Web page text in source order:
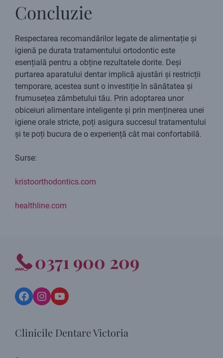
Concluzie
Respectarea recomandărilor legate de alimentație și
igienă pe durata tratamentului ortodontic este
esențială pentru a obține rezultatele dorite. Deși
purtarea aparatului dentar implică ajustări și restricții
temporare, acestea sunt o investiție în sănătatea și
frumusețea zâmbetului tău. Prin adoptarea unor
obiceiuri alimentare inteligente și prin menținerea unei
igiene orale stricte, poți asigura succesul tratamentului
și te poți bucura de o experiență cât mai confortabilă.
Surse:
kristoorthodontics.com
healthline.com
0371 900 209
Facebook
Instagram
YouTube
Clinicile Dentare Victoria